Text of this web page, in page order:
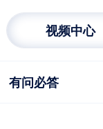
视频中心
有问必答